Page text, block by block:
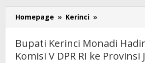
Homepage » Kerinci »
Kerinci
Monadi
Hadiri
Reses
Bupati Kerinci Monadi
Komisi V DPR RI ke Provinsi